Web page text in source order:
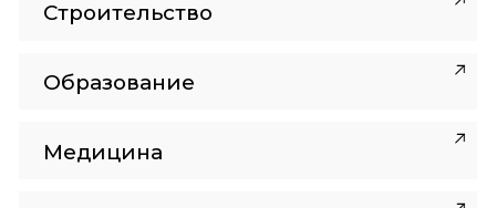
Строительство
Образование
Медицина